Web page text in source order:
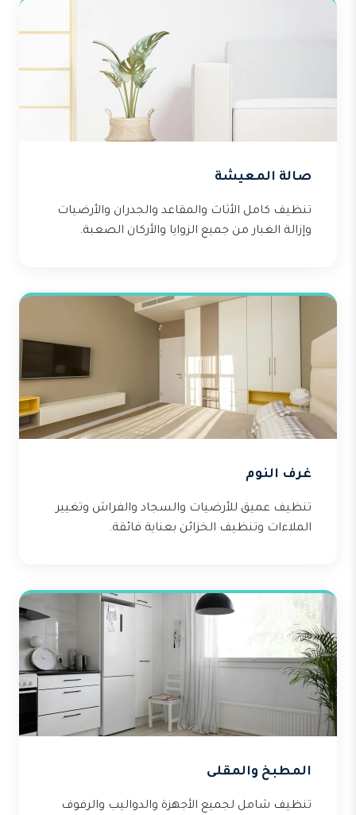
صالة المعيشة
تنظيف كامل الأثاث والمقاعد والجدران والأرضيات
وإزالة الغبار من جميع الزوايا والأركان الصعبة.
غرف النوم
تنظيف عميق للأرضيات والسجاد والفراش وتغيير
الملاءات وتنظيف الخزائن بعناية فائقة.
المطبخ والمقلى
تنظيف شامل لجميع الأجهزة والدواليب والرفوف